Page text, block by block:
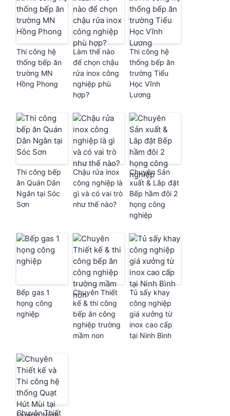
Thi công hệ
thống bếp ăn
trường MN
Hồng Phong
Làm thế nào
để chọn chậu
rửa inox công
nghiệp phù
hợp?
Thi công hệ
thống bếp ăn
trường Tiểu
Học Vĩnh
Lương
Thi công bếp
ăn Quán Dân
Ngân tại Sóc
Sơn
Chậu rửa inox
công nghiệp là
gì và có vai trò
như thế nào?
Chuyên Sản
xuất & Lắp đặt
Bếp hầm đôi 2
họng công
nghiệp
Bếp gas 1
họng công
nghiệp
Chuyên Thiết
kế & thi công
bếp ăn công
nghiệp trường
mầm non
Tủ sấy khay
công nghiệp
giá xưởng từ
inox cao cấp
tại Ninh Bình
Chuyên Thiết